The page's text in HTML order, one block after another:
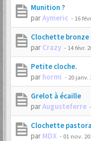
Munition ?
parAymeric - 16
Clochette bronze
par Crazy - 14 févr.
Petite cloche.
par hormi - 20 janv.
Grelot à écaille
parAugusteferre -
Clochette
par MDX - 01 nov.